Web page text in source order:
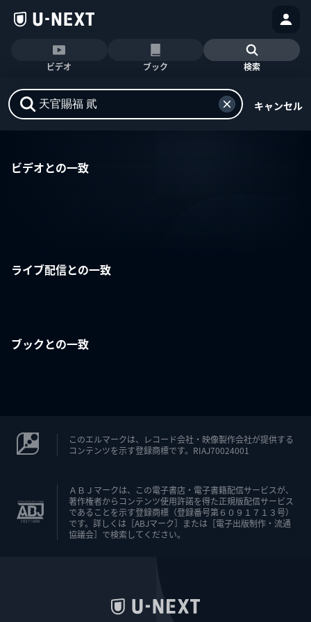
ビデオ ブック 検索
キャンセル
ビデオとの一致
ライブ配信との一致
ブックとの一致
このエルマークは、レコード会社・映像製作会社が提供する
コンテンツを示す登録商標です。RIAJ70024001
ＡＢＪマークは、この電子書店・電子書籍配信サービスが、
著作権者からコンテンツ使用許諾を得た正規版配信サービス
であることを示す登録商標（登録番号第６０９１７１３号）
です。詳しくは［ABJマーク］または［電子出版制作・流通
協議会］で検索してください。